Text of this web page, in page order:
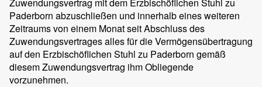
Paderborn abzuschließen und innerhalb eines weiteren
Zeitraums von einem Monat seit Abschluss des
Zuwendungsvertrages alles für die Vermögensübertragung
auf den Erzbischöflichen Stuhl zu Paderborn gemäß
diesem Zuwendungsvertrag ihm Obliegende
vorzunehmen.